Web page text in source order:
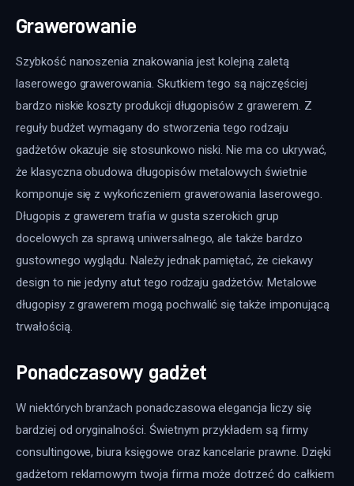
Grawerowanie
Szybkość nanoszenia znakowania jest kolejną zaletą
laserowego grawerowania. Skutkiem tego są najczęściej
bardzo niskie koszty produkcji długopisów z grawerem. Z
reguły budżet wymagany do stworzenia tego rodzaju
gadżetów okazuje się stosunkowo niski. Nie ma co ukrywać,
że klasyczna obudowa długopisów metalowych świetnie
komponuje się z wykończeniem grawerowania laserowego.
Długopis z grawerem trafia w gusta szerokich grup
docelowych za sprawą uniwersalnego, ale także bardzo
gustownego wyglądu. Należy jednak pamiętać, że ciekawy
design to nie jedyny atut tego rodzaju gadżetów. Metalowe
długopisy z grawerem mogą pochwalić się także imponującą
trwałością.
Ponadczasowy gadżet
W niektórych branżach ponadczasowa elegancja liczy się
bardziej od oryginalności. Świetnym przykładem są firmy
consultingowe, biura księgowe oraz kancelarie prawne. Dzięki
gadżetom reklamowym twoja firma może dotrzeć do całkiem